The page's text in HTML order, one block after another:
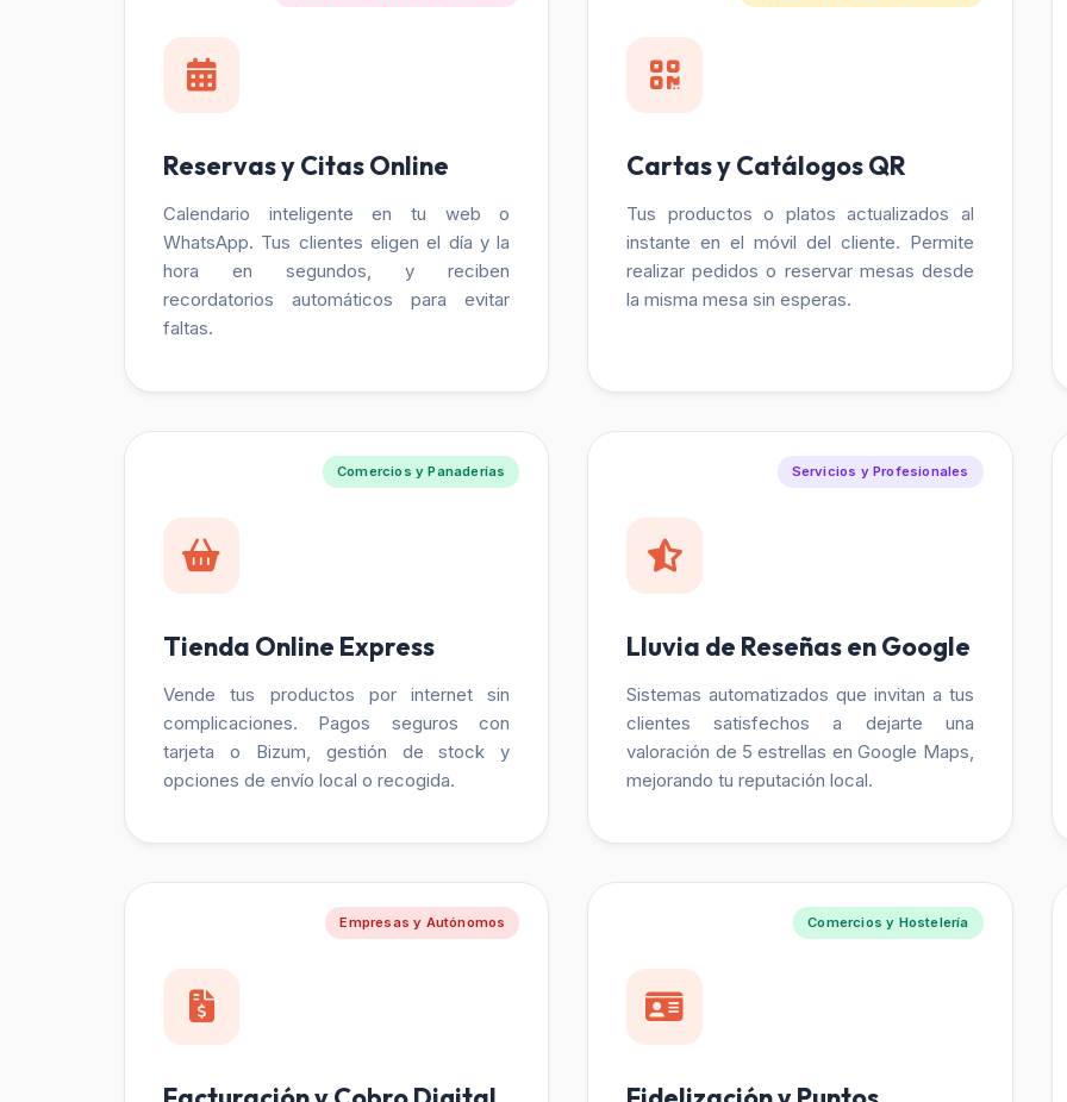
Reservas y Citas Online
Calendario inteligente en tu web o
WhatsApp. Tus clientes eligen el día y la
hora en segundos, y reciben
recordatorios automáticos para evitar
faltas.
Cartas y Catálogos QR
Tus productos o platos actualizados al
instante en el móvil del cliente. Permite
realizar pedidos o reservar mesas desde
la misma mesa sin esperas.
Comercios y Panaderías
Tienda Online Express
Vende tus productos por internet sin
complicaciones. Pagos seguros con
tarjeta o Bizum, gestión de stock y
opciones de envío local o recogida.
Servicios y Profesionales
Lluvia de Reseñas en Google
Sistemas automatizados que invitan a tus
clientes satisfechos a dejarte una
valoración de 5 estrellas en Google Maps,
mejorando tu reputación local.
Empresas y Autónomos Comercios y Hostelería